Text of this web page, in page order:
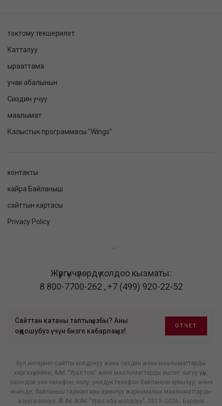
токтому текшерилет
Катталуу
ырааттама
учак абалынын
Сиздин учуу
маалымат
Калыстык программасы "Wings"
контакты
кайра Байланыш
сайттын картасы
Privacy Policy
Жүргүнчүлөрдү колдоо кызматы:
8 800-7700-262 ,+7 (499) 920-22-52
Сайттан катаны таптыңызбы? Аны
оңдошубуз үчүн бизге кабарлаңыз!
ОТЧЕТ
Бул интернет-сайтты колдонуу жана сиздин жеке маалыматтарды
киргизүү кийин, ААК "Урал том" жеке маалыматтарды иштеп чыгуу үчүн,
ошондой эле телефон, колу, уюлдук телефон байланыш аркылуу, анын
ичинде, байланыш тармактары аркылуу жарнамалык маалыматтарды
алууга макул. © АК ЖАК "Урал аба жолдору", 2013- 2026 . Бардык